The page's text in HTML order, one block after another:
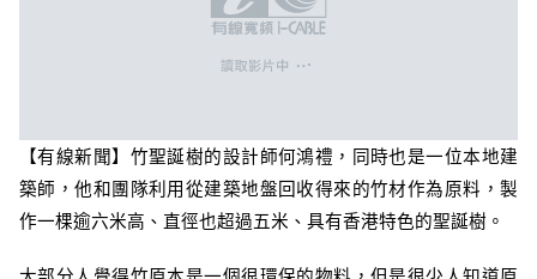
【有線新聞】 竹聖誕樹的設計師何鴻禮，同時也是一位本地建
築師，他和團隊利用從建築地盤回收得來的竹材作為原料，製
作一棵逾六米高、直徑也超過五米、具有香港特色的聖誕樹。